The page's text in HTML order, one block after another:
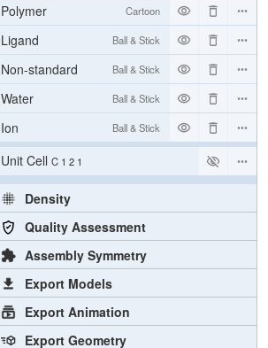
Polymer
Cartoon
Ligand Ball & Stick
Non-standard Ball & Stick
Water Ball & Stick
Ion Ball & Stick
[Focus] Target
[Focus] Surroundings (5 Å)
2 reprs
Unit Cell C 1 2 1
Density
Quality Assessment
Assembly Symmetry
Export Models